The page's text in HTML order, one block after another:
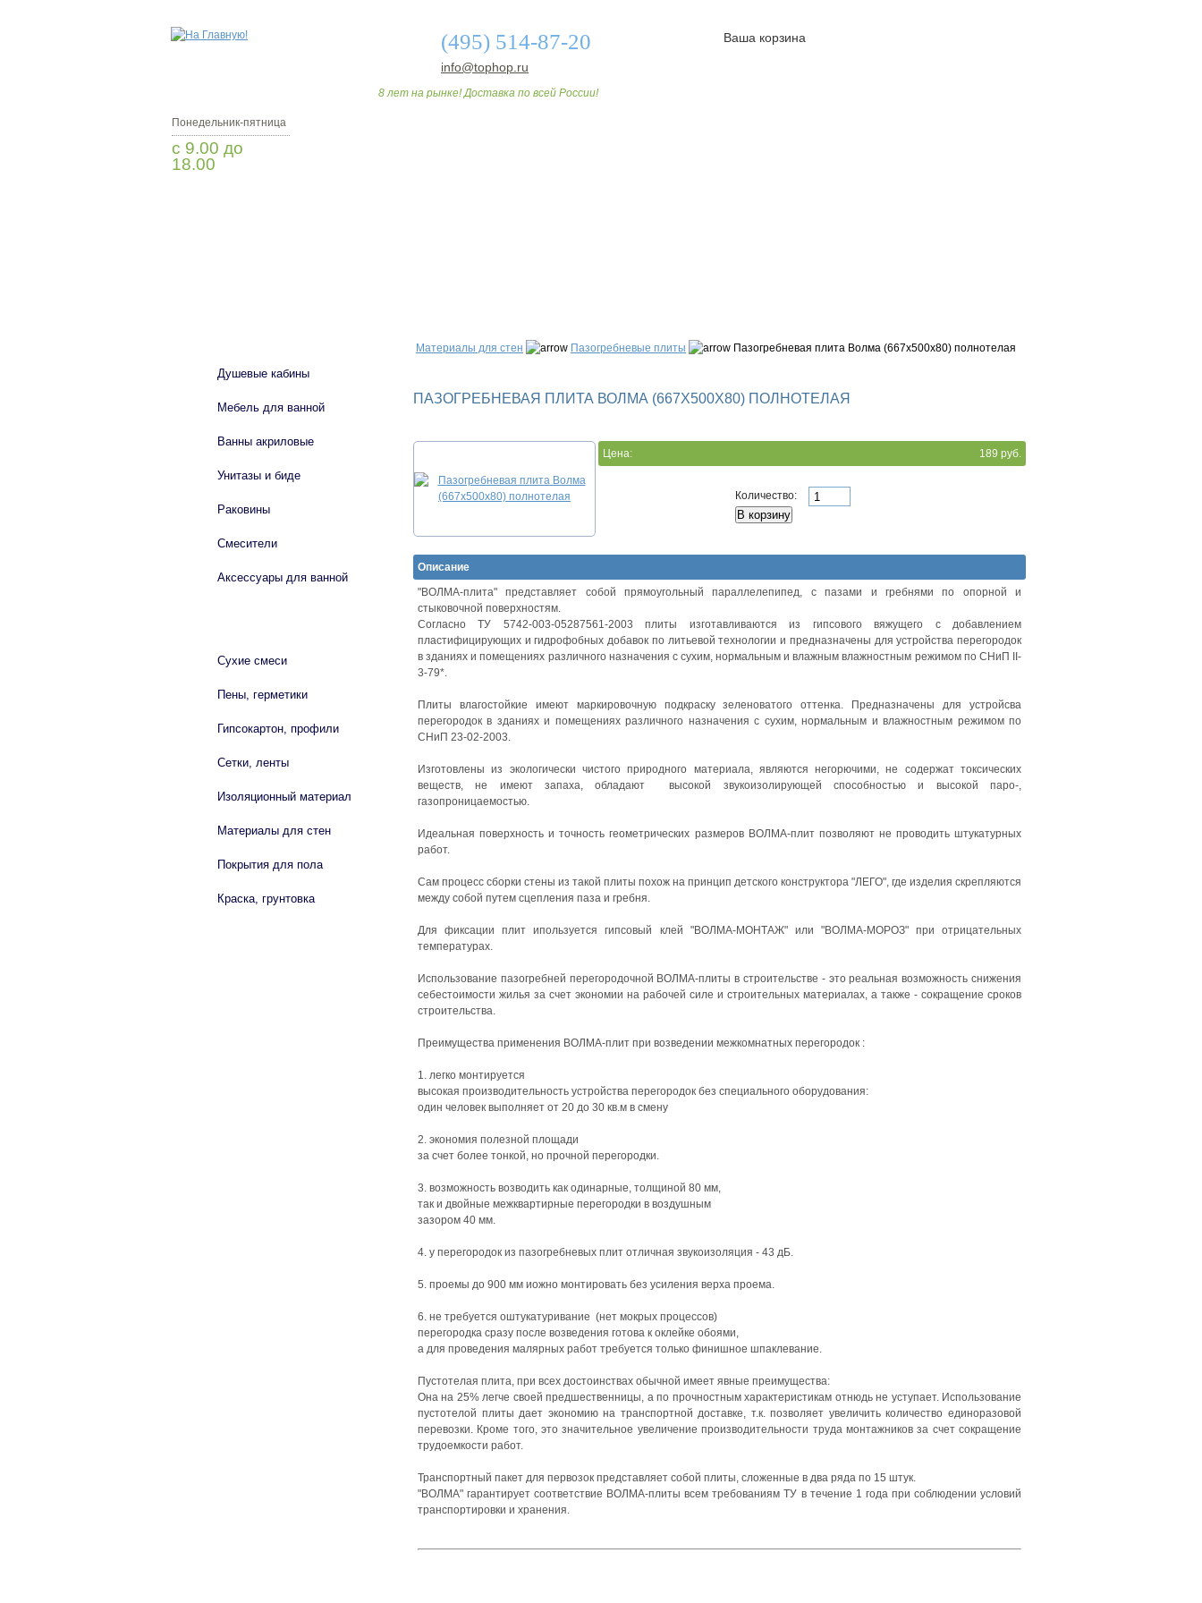
(495) 514-87-20
info@tophop.ru
8 лет на рынке! Доставка по всей России!
Ваша корзина
Понедельник-пятница
с 9.00 до
18.00
Материалы для стен Пазогребневые плиты Пазогребневая плита Волма (667х500х80) полнотелая
ПАЗОГРЕБНЕВАЯ ПЛИТА ВОЛМА (667Х500Х80) ПОЛНОТЕЛАЯ
Цена: 189 руб.
Количество:
Описание
"ВОЛМА-плита" представляет собой прямоугольный параллелепипед, с пазами и гребнями по опорной и
стыковочной поверхностям.
Согласно ТУ 5742-003-05287561-2003 плиты изготавливаются из гипсового вяжущего с добавлением
пластифицирующих и гидрофобных добавок по литьевой технологии и предназначены для устройства перегородок
в зданиях и помещениях различного назначения с сухим, нормальным и влажным влажностным режимом по СНиП II-
3-79*.
Плиты влагостойкие имеют маркировочную подкраску зеленоватого оттенка. Предназначены для устройсва
перегородок в зданиях и помещениях различного назначения с сухим, нормальным и влажностным режимом по
СНиП 23-02-2003.
Изготовлены из экологически чистого природного материала, являются негорючими, не содержат токсических
веществ, не имеют запаха, обладают высокой звукоизолирующей способностью и высокой паро-,
газопроницаемостью.
Идеальная поверхность и точность геометрических размеров ВОЛМА-плит позволяют не проводить штукатурных
работ.
Сам процесс сборки стены из такой плиты похож на принцип детского конструктора "ЛЕГО", где изделия скрепляются
между собой путем сцепления паза и гребня.
Для фиксации плит ипользуется гипсовый клей "ВОЛМА-МОНТАЖ" или "ВОЛМА-МОРОЗ" при отрицательных
температурах.
Использование пазогребней перегородочной ВОЛМА-плиты в строительстве - это реальная возможность снижения
себестоимости жилья за счет экономии на рабочей силе и строительных материалах, а также - сокращение сроков
строительства.
Преимущества применения ВОЛМА-плит при возведении межкомнатных перегородок :
1. легко монтируется
высокая производительность устройства перегородок без специального оборудования:
один человек выполняет от 20 до 30 кв.м в смену
2. экономия полезной площади
за счет более тонкой, но прочной перегородки.
3. возможность возводить как одинарные, толщиной 80 мм,
так и двойные межквартирные перегородки в воздушным
зазором 40 мм.
4. у перегородок из пазогребневых плит отличная звукоизоляция - 43 дБ.
5. проемы до 900 мм иожно монтировать без усиления верха проема.
6. не требуется оштукатуривание (нет мокрых процессов)
перегородка сразу после возведения готова к оклейке обоями,
а для проведения малярных работ требуется только финишное шпаклевание.
Пустотелая плита, при всех достоинствах обычной имеет явные преимущества:
Она на 25% легче своей предшественницы, а по прочностным характеристикам отнюдь не уступает. Использование
пустотелой плиты дает экономию на транспортной доставке, т.к. позволяет увеличить количество единоразовой
перевозки. Кроме того, это значительное увеличение производительности труда монтажников за счет сокращение
трудоемкости работ.
Транспортный пакет для первозок представляет собой плиты, сложенные в два ряда по 15 штук.
"ВОЛМА" гарантирует соответствие ВОЛМА-плиты всем требованиям ТУ в течение 1 года при соблюдении условий
транспортировки и хранения.
Душевые кабины
Мебель для ванной
Ванны акриловые
Унитазы и биде
Раковины
Смесители
Аксессуары для ванной
Сухие смеси
Пены, герметики
Гипсокартон, профили
Сетки, ленты
Изоляционный материал
Материалы для стен
Покрытия для пола
Краска, грунтовка